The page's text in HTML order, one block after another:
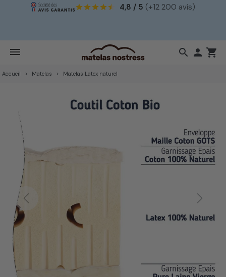
Votrematelas idéal en 2 minutes.
search  shopping_cart
Accueil Matelas Matelas Latex naturel
Previous Next